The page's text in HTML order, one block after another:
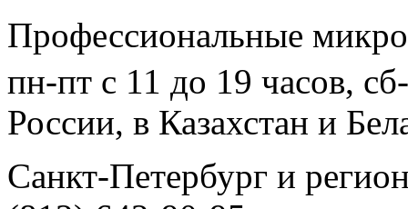
Профессиональные
пн-пт с 11 до 19 часов,
России, в Казахстан и
Санкт-Петербург и